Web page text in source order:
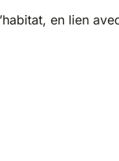
en lien